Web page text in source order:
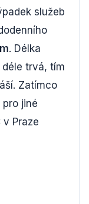
služeb
. Délka
trvá, tím
Zatímco
jiné
v Praze